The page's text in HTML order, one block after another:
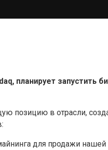
планирует запустить
позицию в отрасли,
для продажи нашей